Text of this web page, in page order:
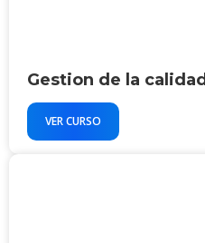
Gestion de la calidad
VER CURSO